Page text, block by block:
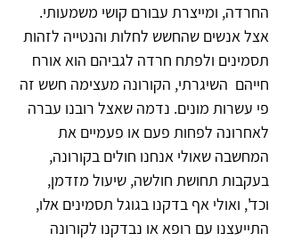
החרדה, ומייצרת עבורם קושי משמעותי.
אצל אנשים שהחשש לחלות והנטייה לזהות
תסמינים ולפתח חרדה לגביהם הוא אורח
חייהם  השיגרתי, הקורונה מעצימה חשש זה
פי עשרות מונים. נדמה שאצל רובנו עברה
לאחרונה לפחות פעם או פעמיים את
המחשבה שאולי אנחנו חולים בקורונה,
בעקבות תחושת חולשה, שיעול מזדמן,
וכד', ואולי אף בדקנו בגוגל תסמינים אלו,
התייעצנו עם רופא או נבדקנו לקורונה